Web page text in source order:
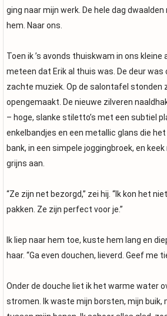
ging naar mijn werk. De hele dag
hem. Naar ons.
Toen ik ’s avonds thuiskwam in ons
meteen dat Erik al thuis was. De deur was
zachte muziek. Op de salontafel stonden
opengemaakt. De nieuwe zilveren
– hoge, slanke stiletto’s met een subtiel
enkelbandjes en een metallic glans die
bank, in een simpele joggingbroek, en
grijns aan.
“Ze zijn net bezorgd,” zei hij. “Ik kon het
pakken. Ze zijn perfect voor je.”
Ik liep naar hem toe, kuste hem lang en
haar. “Ga even douchen, lieverd. Geef me
Onder de douche liet ik het warme water
stromen. Ik waste mijn borsten, mijn buik,